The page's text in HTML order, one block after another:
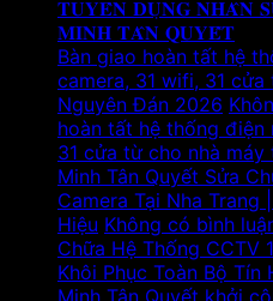
𝐓𝐔𝐘𝐄̂̉𝐍 𝐃𝐔̣𝐍𝐆 𝐍𝐇𝐀̂𝐍
𝐌𝐈𝐍𝐇 𝐓𝐀̂𝐍 𝐐𝐔𝐘𝐄̂́𝐓
Bàn giao hoàn tất hệ
camera, 31 wifi, 31
Nguyên Đán 2026
hoàn tất hệ thống điện
31 cửa từ cho nhà
Minh Tân Quyết Sửa
Camera Tại Nha Trang
Hiệu Không có bình
Chữa Hệ Thống CCTV
Khôi Phục Toàn Bộ Tín